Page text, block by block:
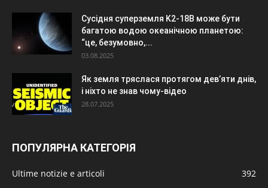
Сусідня суперземля K2-18B може бути
багатою водою океанічною планетою:
“це, безумовно,...
03.08.2025
Як земля тряслася протягом дев’яти днів,
і ніхто не знав чому-відео
28.07.2025
ПОПУЛЯРНА КАТЕГОРІЯ
Ultime notizie e articoli 392